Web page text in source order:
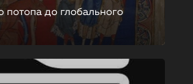
потопа до глобального